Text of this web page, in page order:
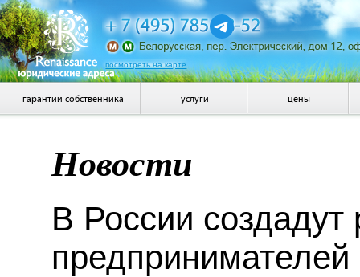
посмотреть на карте
гарантии собственника услуги цены
Новости
В России
предпринимателей